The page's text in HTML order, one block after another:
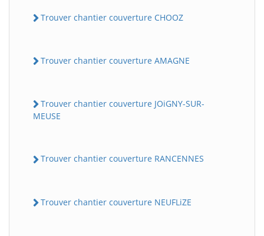
Trouver chantier couverture CHOOZ
Trouver chantier couverture AMAGNE
Trouver chantier couverture JOiGNY-SUR-
MEUSE
Trouver chantier couverture RANCENNES
Trouver chantier couverture NEUFLiZE